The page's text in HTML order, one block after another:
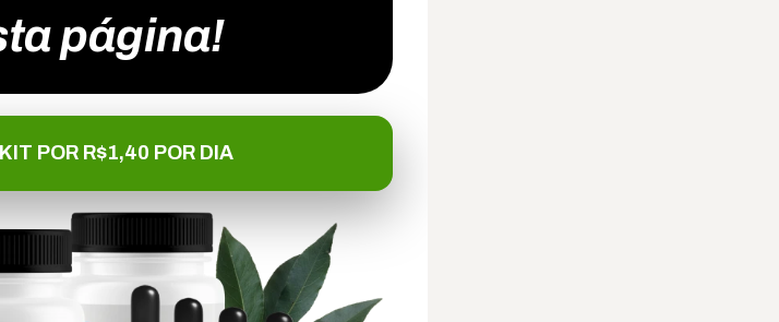
página!
POR R$1,40 POR DIA